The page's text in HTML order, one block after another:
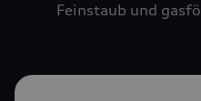
Feinstaub und